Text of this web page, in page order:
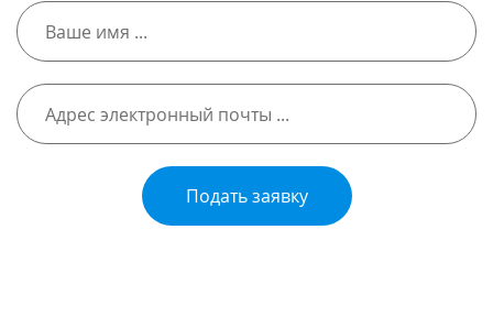
Подать заявку